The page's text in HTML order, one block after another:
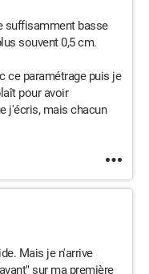
suffisamment basse
souvent 0,5 cm.
ce paramétrage puis je
pour avoir
j'écris, mais chacun
Mais je n'arrive
sur ma première